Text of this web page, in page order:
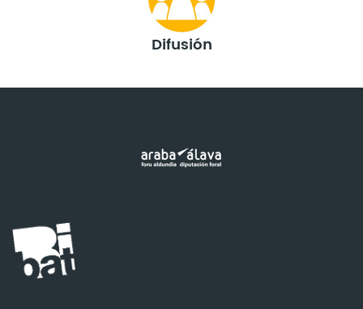
Difusión